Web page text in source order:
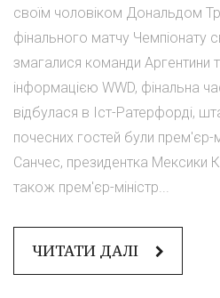
своїм чоловіком Дональдом
фінального матчу Чемпіонату
змагалися команди Аргентини
інформацією WWD, фінальна
відбулася в Іст-Ратерфорді,
почесних гостей були прем'єр-
Санчес, президентка Мексики
також прем'єр-міністр...
ЧИТАТИ ДАЛІ